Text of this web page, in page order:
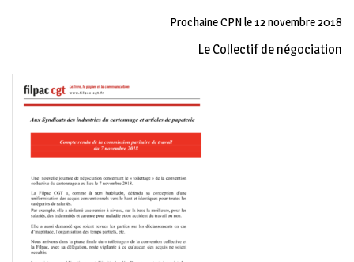
Prochaine CPN le 12 novembre 2018
Le Collectif de négociation